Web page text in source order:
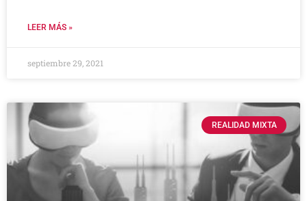
LEER MÁS »
septiembre 29, 2021
REALIDAD MIXTA